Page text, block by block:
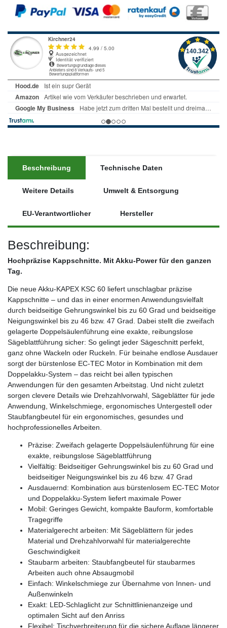
Beschreibung Technische Daten
Weitere Details Umwelt & Entsorgung
EU-Verantwortlicher Hersteller
Beschreibung:
Hochpräzise Kappschnitte. Mit Akku-Power für den ganzen
Tag.
Die neue Akku-KAPEX KSC 60 liefert unschlagbar präzise
Kappschnitte – und das in einer enormen Anwendungsvielfalt
durch beidseitige Gehrungswinkel bis zu 60 Grad und beidseitige
Neigungswinkel bis zu 46 bzw. 47 Grad. Dabei stellt die zweifach
gelagerte Doppelsäulenführung eine exakte, reibungslose
Sägeblattführung sicher: So gelingt jeder Sägeschnitt perfekt,
ganz ohne Wackeln oder Ruckeln. Für beinahe endlose Ausdauer
sorgt der bürstenlose EC-TEC Motor in Kombination mit dem
Doppelakku-System – das reicht bei allen typischen
Anwendungen für den gesamten Arbeitstag. Und nicht zuletzt
sorgen clevere Details wie Drehzahlvorwahl, Sägeblätter für jede
Anwendung, Winkelschmiege, ergonomisches Untergestell oder
Staubfangbeutel für ein ergonomisches, gesundes und
hochprofessionelles Arbeiten.
Präzise: Zweifach gelagerte Doppelsäulenführung für eine
exakte, reibungslose Sägeblattführung
Vielfältig: Beidseitiger Gehrungswinkel bis zu 60 Grad und
beidseitiger Neigungswinkel bis zu 46 bzw. 47 Grad
Ausdauernd: Kombination aus bürstenlosem EC-TEC Motor
und Doppelakku-System liefert maximale Power
Mobil: Geringes Gewicht, kompakte Bauform, komfortable
Tragegriffe
Materialgerecht arbeiten: Mit Sägeblättern für jedes
Material und Drehzahlvorwahl für materialgerechte
Geschwindigkeit
Staubarm arbeiten: Staubfangbeutel für staubarmes
Arbeiten auch ohne Absaugmobil
Einfach: Winkelschmiege zur Übernahme von Innen- und
Außenwinkeln
Exakt: LED-Schlaglicht zur Schnittlinienanzeige und
optimalen Sicht auf den Anriss
Flexibel: Tischverbreiterung für die sichere Auflage längerer